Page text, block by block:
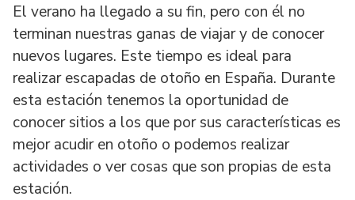
El verano ha llegado a su fin, pero con él no
terminan nuestras ganas de viajar y de conocer
nuevos lugares. Este tiempo es ideal para
realizar escapadas de otoño en España. Durante
esta estación tenemos la oportunidad de
conocer sitios a los que por sus características es
mejor acudir en otoño o podemos realizar
actividades o ver cosas que son propias de esta
estación.